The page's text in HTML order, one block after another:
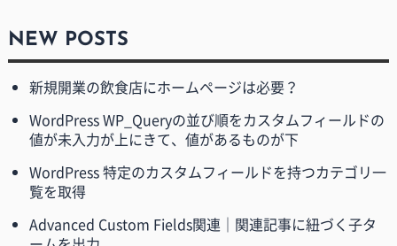
NEW POSTS
新規開業の飲食店にホームページは必要？
WordPress WP_Queryの並び順をカスタムフィールドの
値が未入力が上にきて、値があるものが下
WordPress 特定のカスタムフィールドを持つカテゴリ一
覧を取得
Advanced Custom Fields関連｜関連記事に紐づく子タ